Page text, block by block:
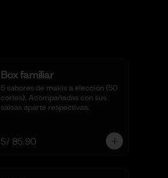
Box familiar
5 sabores de makis a elección (50
cortes). Acompañadas con sus
salsas aparte respectivas.
S/ 85.90